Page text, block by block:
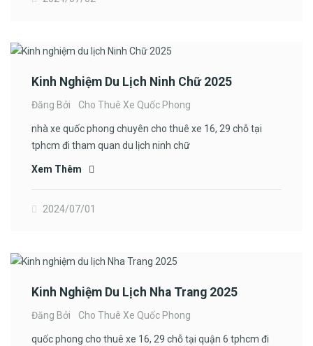
Kinh Nghiệm Du Lịch Ninh Chữ 2025
Đăng Bởi Cho Thuê Xe Quốc Phong
nhà xe quốc phong chuyên cho thuê xe 16, 29 chỗ tại
tphcm đi tham quan du lịch ninh chữ
Xem Thêm
2024/07/01
Kinh Nghiệm Du Lịch Nha Trang 2025
Đăng Bởi Cho Thuê Xe Quốc Phong
quốc phong cho thuê xe 16, 29 chỗ tại quận 6 tphcm đi